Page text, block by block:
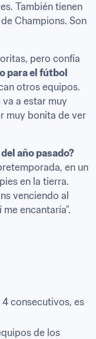
También tienen
Champions. Son
pero confía
para el fútbol
otros equipos.
a estar muy
muy bonita de ver
año pasado?
en un
en la tierra.
venciendo al
me encantaría”.
consecutivos, es
de los